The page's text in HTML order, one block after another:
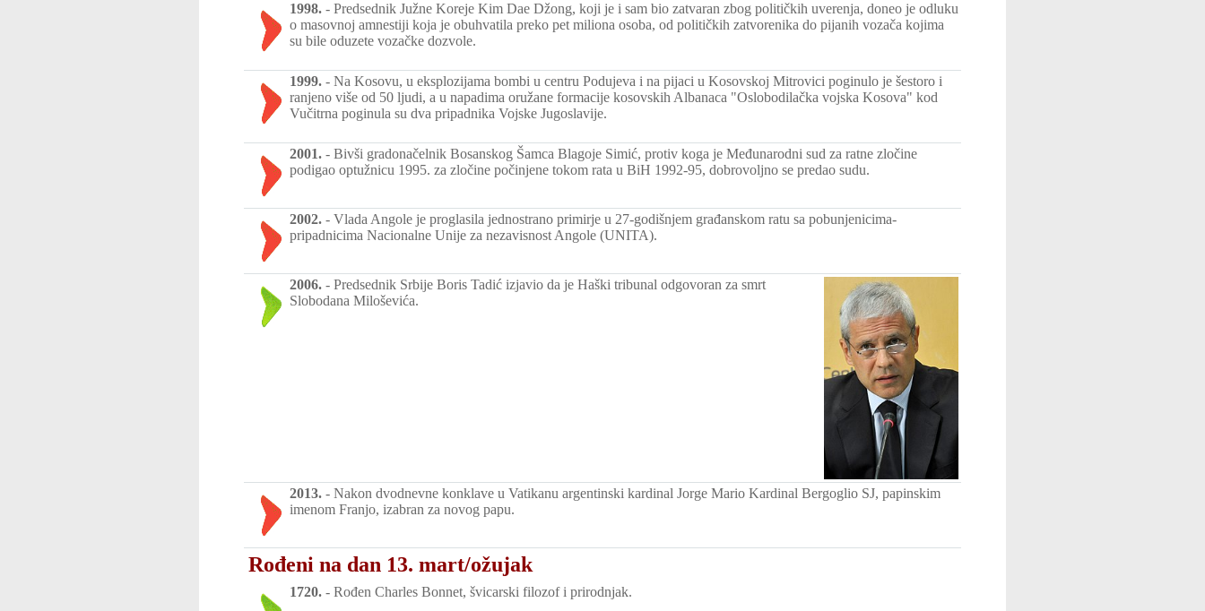
1998. - Predsednik Južne Koreje Kim Dae Džong, koji je i sam bio zatvaran zbog političkih uverenja, doneo je odluku
o masovnoj amnestiji koja je obuhvatila preko pet miliona osoba, od političkih zatvorenika do pijanih vozača kojima
su bile oduzete vozačke dozvole.
1999. - Na Kosovu, u eksplozijama bombi u centru Podujeva i na pijaci u Kosovskoj Mitrovici poginulo je šestoro i
ranjeno više od 50 ljudi, a u napadima oružane formacije kosovskih Albanaca "Oslobodilačka vojska Kosova" kod
Vučitrna poginula su dva pripadnika Vojske Jugoslavije.
2001. - Bivši gradonačelnik Bosanskog Šamca Blagoje Simić, protiv koga je Međunarodni sud za ratne zločine
podigao optužnicu 1995. za zločine počinjene tokom rata u BiH 1992-95, dobrovoljno se predao sudu.
2002. - Vlada Angole je proglasila jednostrano primirje u 27-godišnjem građanskom ratu sa pobunjenicima-
pripadnicima Nacionalne Unije za nezavisnost Angole (UNITA).
2006. - Predsednik Srbije Boris Tadić izjavio da je Haški tribunal odgovoran za smrt
Slobodana Miloševića.
2013. - Nakon dvodnevne konklave u Vatikanu argentinski kardinal Jorge Mario Kardinal Bergoglio SJ, papinskim
imenom Franjo, izabran za novog papu.
Rođeni na dan 13. mart/ožujak
1720. - Rođen Charles Bonnet, švicarski filozof i prirodnjak.